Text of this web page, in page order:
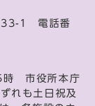
33-1 電話番
時 市役所本庁
れも土日祝及